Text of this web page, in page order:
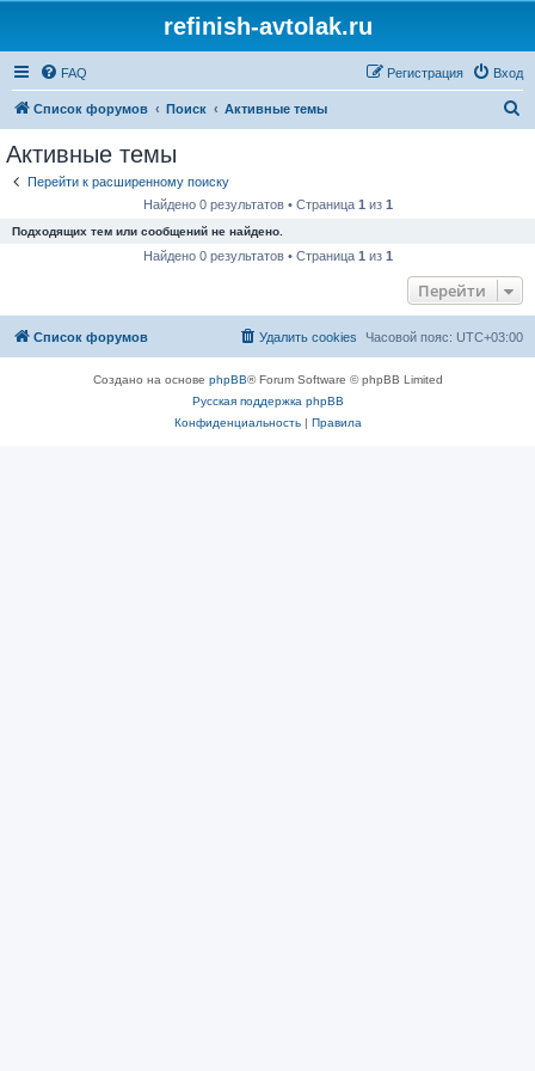
refinish-avtolak.ru
FAQ Вход
Регистрация
Список форумов Поиск Активные темы
Активные темы
Перейти к расширенному поиску
Найдено 0 результатов • Страница 1 из 1
Подходящих тем или сообщений не найдено.
Найдено 0 результатов • Страница 1 из 1
Перейти
Список форумов Часовой пояс: UTC+03:00
Удалить cookies
Создано на основе phpBB® Forum Software © phpBB Limited
Русская поддержка phpBB
Конфиденциальность| Правила